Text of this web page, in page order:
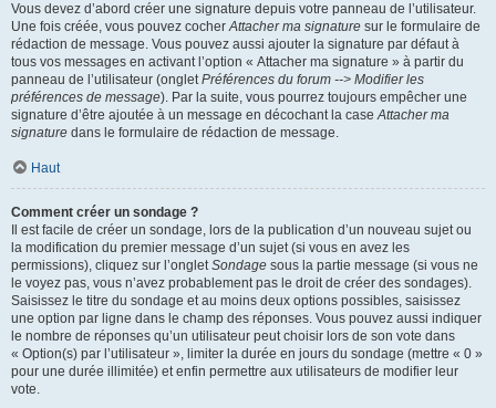
Vous devez d’abord créer une signature depuis votre panneau de l’utilisateur.
Une fois créée, vous pouvez cocherAttacher ma signature sur le formulaire de
rédaction de message. Vous pouvez aussi ajouter la signature par défaut à
tous vos messages en activant l’option « Attacher ma signature » à partir du
panneau de l’utilisateur (ongletPréférences du forum --> Modifier les
préférences de message). Par la suite, vous pourrez toujours empêcher une
signature d’être ajoutée à un message en décochant la caseAttacher ma
signature dans le formulaire de rédaction de message.
Haut
Comment créer un sondage ?
Il est facile de créer un sondage, lors de la publication d’un nouveau sujet ou
la modification du premier message d’un sujet (si vous en avez les
permissions), cliquez sur l’ongletSondage sous la partie message (si vous ne
le voyez pas, vous n’avez probablement pas le droit de créer des sondages).
Saisissez le titre du sondage et au moins deux options possibles, saisissez
une option par ligne dans le champ des réponses. Vous pouvez aussi indiquer
le nombre de réponses qu’un utilisateur peut choisir lors de son vote dans
« Option(s) par l’utilisateur », limiter la durée en jours du sondage (mettre « 0 »
pour une durée illimitée) et enfin permettre aux utilisateurs de modifier leur
vote.